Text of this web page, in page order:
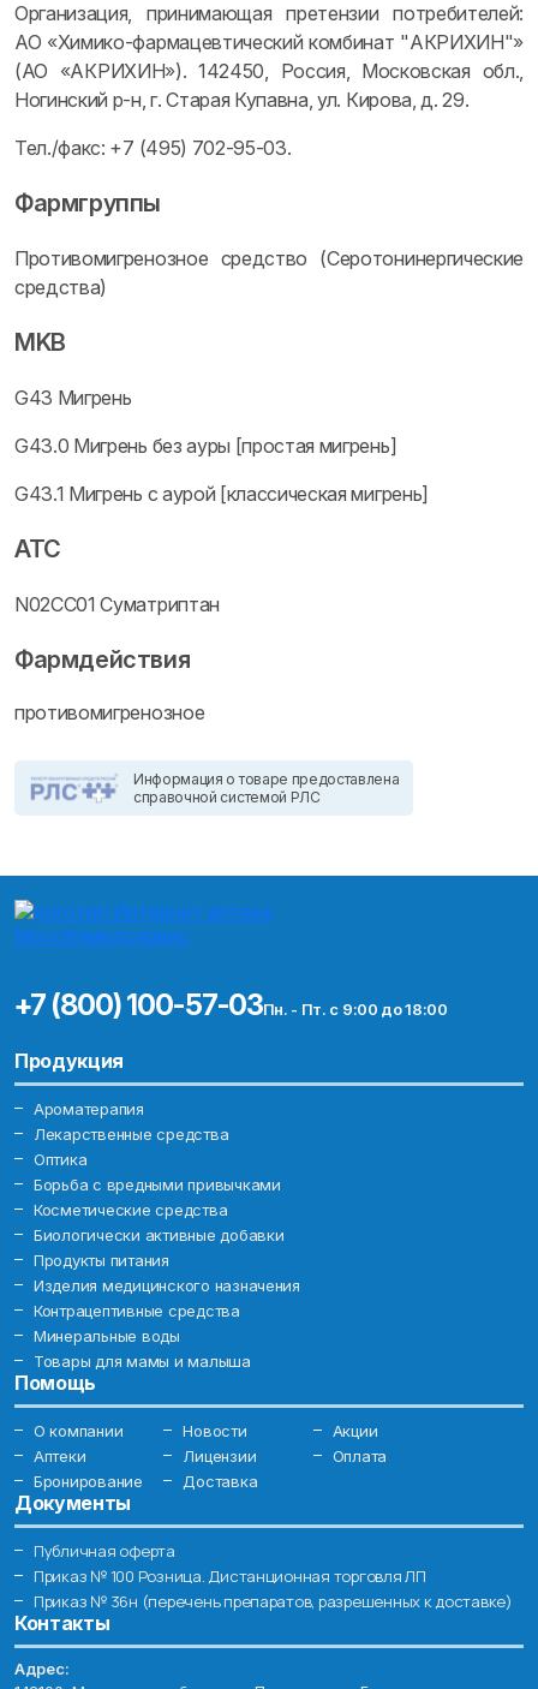
Организация, принимающая претензии потребителей:
АО «Химико-фармацевтический комбинат "АКРИХИН"»
(АО «АКРИХИН»). 142450, Россия, Московская обл.,
Ногинский р-н, г. Старая Купавна, ул. Кирова, д. 29.
Тел./факс: +7 (495) 702-95-03.
Фармгруппы
Противомигренозное средство (Серотонинергические
средства)
MKB
G43 Мигрень
G43.0 Мигрень без ауры [простая мигрень]
G43.1 Мигрень с аурой [классическая мигрень]
ATC
N02CC01 Суматриптан
Фармдействия
противомигренозное
Информация о товаре предоставлена
справочной системой РЛС
+7 (800) 100-57-03Пн. - Пт. с 9:00 до 18:00
Продукция
Ароматерапия
Лекарственные средства
Оптика
Борьба с вредными привычками
Косметические средства
Биологически активные добавки
Продукты питания
Изделия медицинского назначения
Контрацептивные средства
Минеральные воды
Товары для мамы и малыша
Помощь
О компании Новости
Акции
Аптеки
Лицензии
Оплата
Бронирование
Доставка
Документы
Публичная оферта
Приказ № 100 Розница. Дистанционная торговля ЛП
Приказ № 36н (перечень препаратов, разрешенных к доставке)
Контакты
Адрес: